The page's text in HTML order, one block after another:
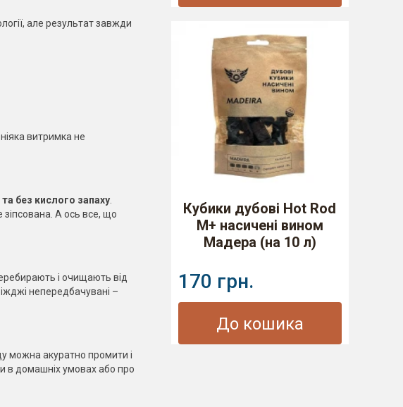
але результат завжди
витримка не
без кислого запаху
А ось все, що
і очищають від
непередбачувані –
можна акуратно промити і
в домашніх умовах або про
Кубики дубові Hot Rod
M+ насичені вином
Мадера (на 10 л)
170 грн.
До кошика